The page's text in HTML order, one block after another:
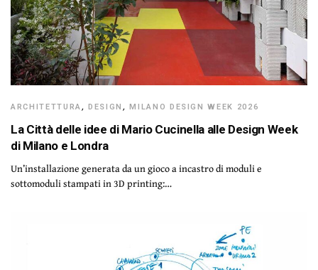
ARCHITETTURA,DESIGN,MILANO DESIGN WEEK 2026
La Città delle idee di Mario Cucinella alle Design Week
di Milano e Londra
Un’installazione generata da un gioco a incastro di moduli e
sottomoduli stampati in 3D printing:…